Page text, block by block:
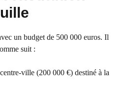
un budget de 500 000 euros. Il
suit :
ville (200 000 €) destiné à la